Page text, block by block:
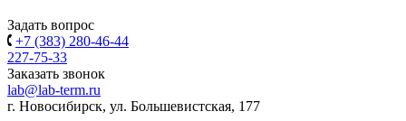
Задать вопрос
+7 (383) 280-46-44
227-75-33
Заказать звонок
lab@lab-term.ru
г. Новосибирск, ул. Большевистская, 177